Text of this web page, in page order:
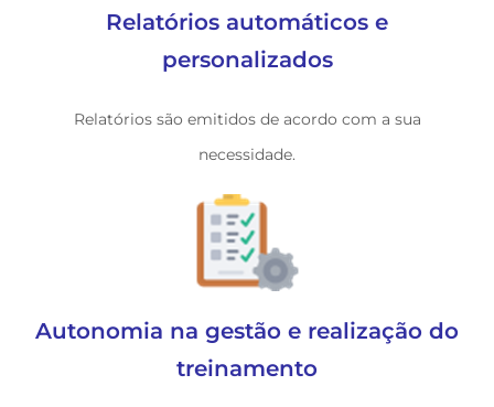
Relatórios automáticos e
personalizados
Relatórios são emitidos de acordo com a sua
necessidade.
Autonomia na gestão e realização do
treinamento